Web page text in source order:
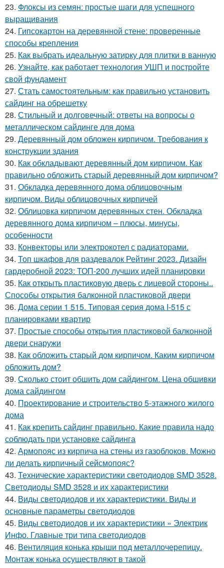
23. Флоксы из семян: простые шаги для успешного
выращивания
24. Гипсокартон на деревянной стене: проверенные
способы крепления
25. Как выбрать идеальную затирку для плитки в ванную
26. Узнайте, как работает технология УШП и постройте
свой фундамент
27. Стать самостоятельным: как правильно установить
сайдинг на обрешетку
28. Стильный и долговечный: ответы на вопросы о
металлическом сайдинге для дома
29. Деревянный дом обложен кирпичом. Требования к
конструкции здания
30. Как обкладывают деревянный дом кирпичом. Как
правильно обложить старый деревянный дом кирпичом?
31. Обкладка деревянного дома облицовочным
кирпичом. Виды облицовочных кирпичей
32. Облицовка кирпичом деревянных стен. Обкладка
деревянного дома кирпичом – плюсы, минусы,
особенности
33. Конвекторы или электрокотел с радиаторами.
34. Топ шкафов для раздевалок Рейтинг 2023. Дизайн
гардеробной 2023: ТОП-200 лучших идей планировки
35. Как открыть пластиковую дверь с лицевой стороны..
Способы открытия балконной пластиковой двери
36. Дома серии 1 515. Типовая серия дома I-515 с
планировками квартир
37. Простые способы открытия пластиковой балконной
двери снаружи
38. Как обложить старый дом кирпичом. Каким кирпичом
обложить дом?
39. Сколько стоит обшить дом сайдингом. Цена обшивки
дома сайдингом
40. Проектирование и строительство 5-этажного жилого
дома
41. Как крепить сайдинг правильно. Какие правила надо
соблюдать при установке сайдинга
42. Армопояс из кирпича на стены из газоблоков. Можно
ли делать кирпичный сейсмопояс?
43. Технические характеристики светодиодов SMD 3528.
Светодиоды SMD 3528 и их характеристики
44. Виды светодиодов и их характеристики. Виды и
основные параметры светодиодов
45. Виды светодиодов и их характеристики » Электрик
Инфо. Главные три типа светодиодов
46. Вентиляция конька крыши под металлочерепицу.
Монтаж конька осуществляют в такой